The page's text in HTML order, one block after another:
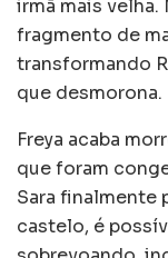
irmã mais velha.
fragmento de
transformando
que desmorona.
Freya acaba
que foram
Sara finalmente
castelo, é